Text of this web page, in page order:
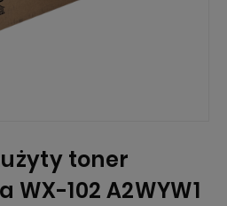
toner
102 A2WYW1